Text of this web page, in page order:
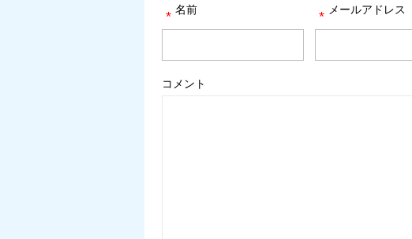
名前
* メールアドレス
*
コメント